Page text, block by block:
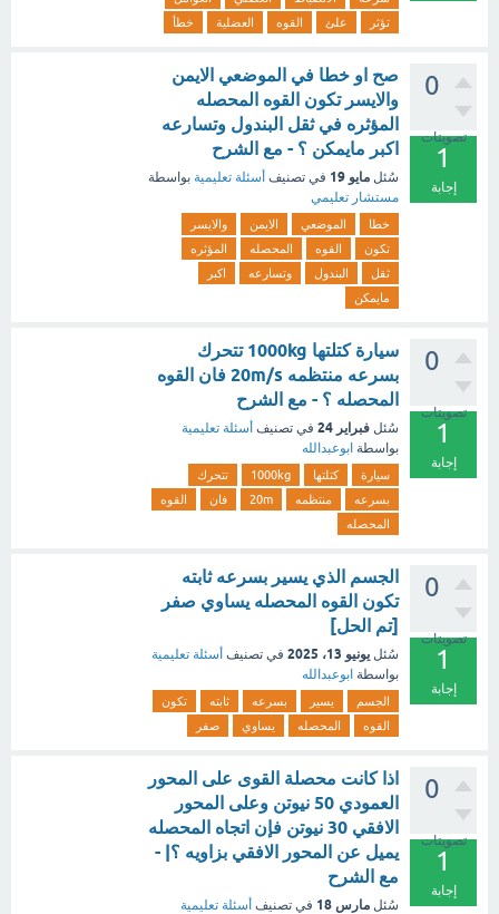
تؤثر
علئ القوه العضلية خطأ
0
تصويتات
1
إجابة
صح او خطا في الموضعي الايمن
والايسر تكون القوه المحصله
المؤثره في ثقل البندول وتسارعه
اكبر مايمكن ؟ - مع الشرح
سُئل مايو 19 في تصنيف أسئلة تعليمية بواسطة
مستشار تعليمي
خطا الموضعي الايمن
والايسر
تكون
القوه المحصله
المؤثره
ثقل
البندول وتسارعه
اكبر
مايمكن
0
تصويتات
1
إجابة
سيارة كتلتها 1000kg تتحرك
بسرعه منتظمه 20m/s فان القوه
المحصله ؟ - مع الشرح
سُئل فبراير 24 في تصنيف أسئلة تعليمية
بواسطة ابوعبدالله
سيارة كتلتها 1000kg
تتحرك
بسرعه
منتظمه 20m فان
القوه
المحصله
0
تصويتات
1
إجابة
الجسم الذي يسير بسرعه ثابته
تكون القوه المحصله يساوي صفر
[تم الحل]
سُئل يونيو 13، 2025 في تصنيف أسئلة تعليمية
بواسطة ابوعبدالله
الجسم يسير بسرعه ثابته
تكون
القوه
المحصله يساوي صفر
0
تصويتات
1
إجابة
اذا كانت محصلة القوى على المحور
العمودي 50 نيوتن وعلى المحور
الافقي 30 نيوتن فإن اتجاه المحصله
يميل عن المحور الافقي بزاويه ؟| -
مع الشرح
سُئل مارس 18 في تصنيف أسئلة تعليمية